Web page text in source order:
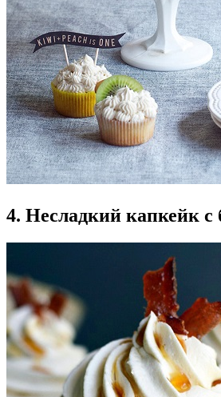
4. Несладкий капкейк